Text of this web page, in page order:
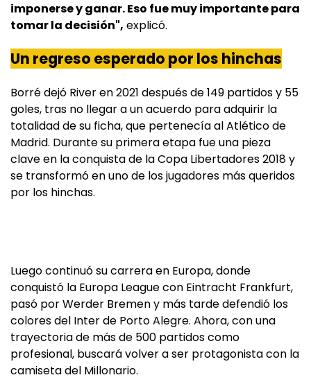
imponerse y ganar. Eso fue muy importante para
tomar la decisión", explicó.
Un regreso esperado por los hinchas
Borré dejó River en 2021 después de 149 partidos y 55
goles, tras no llegar a un acuerdo para adquirir la
totalidad de su ficha, que pertenecía al Atlético de
Madrid. Durante su primera etapa fue una pieza
clave en la conquista de la Copa Libertadores 2018 y
se transformó en uno de los jugadores más queridos
por los hinchas.
Luego continuó su carrera en Europa, donde
conquistó la Europa League con Eintracht Frankfurt,
pasó por Werder Bremen y más tarde defendió los
colores del Inter de Porto Alegre. Ahora, con una
trayectoria de más de 500 partidos como
profesional, buscará volver a ser protagonista con la
camiseta del Millonario.